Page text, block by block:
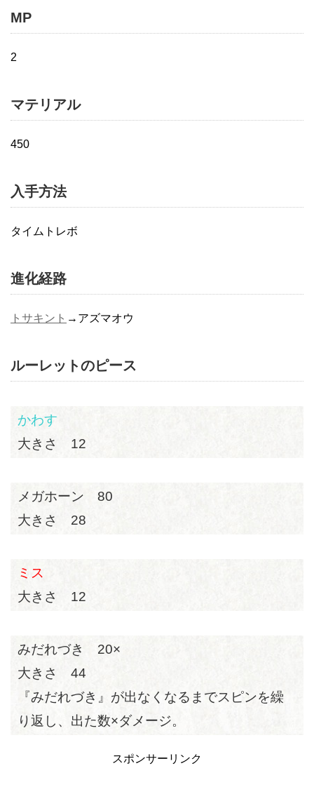
MP
2
マテリアル
450
入手方法
タイムトレボ
進化経路
トサキント →アズマオウ
ルーレットのピース
かわす
大きさ 12
メガホーン 80
大きさ 28
ミス
大きさ 12
みだれづき 20×
大きさ 44
『みだれづき』が出なくなるまでスピンを繰
り返し、出た数×ダメージ。
スポンサーリンク